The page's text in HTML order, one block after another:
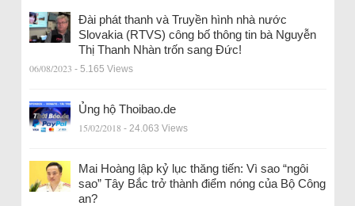
Đài phát thanh và Truyền hình nhà nước
Slovakia (RTVS) công bố thông tin bà Nguyễn
Thị Thanh Nhàn trốn sang Đức!
06/08/2023 - 5.165 Views
Ủng hộ Thoibao.de
15/02/2018 - 24.063 Views
Mai Hoàng lập kỷ lục thăng tiến: Vì sao “ngôi
sao” Tây Bắc trở thành điểm nóng của Bộ Công
an?